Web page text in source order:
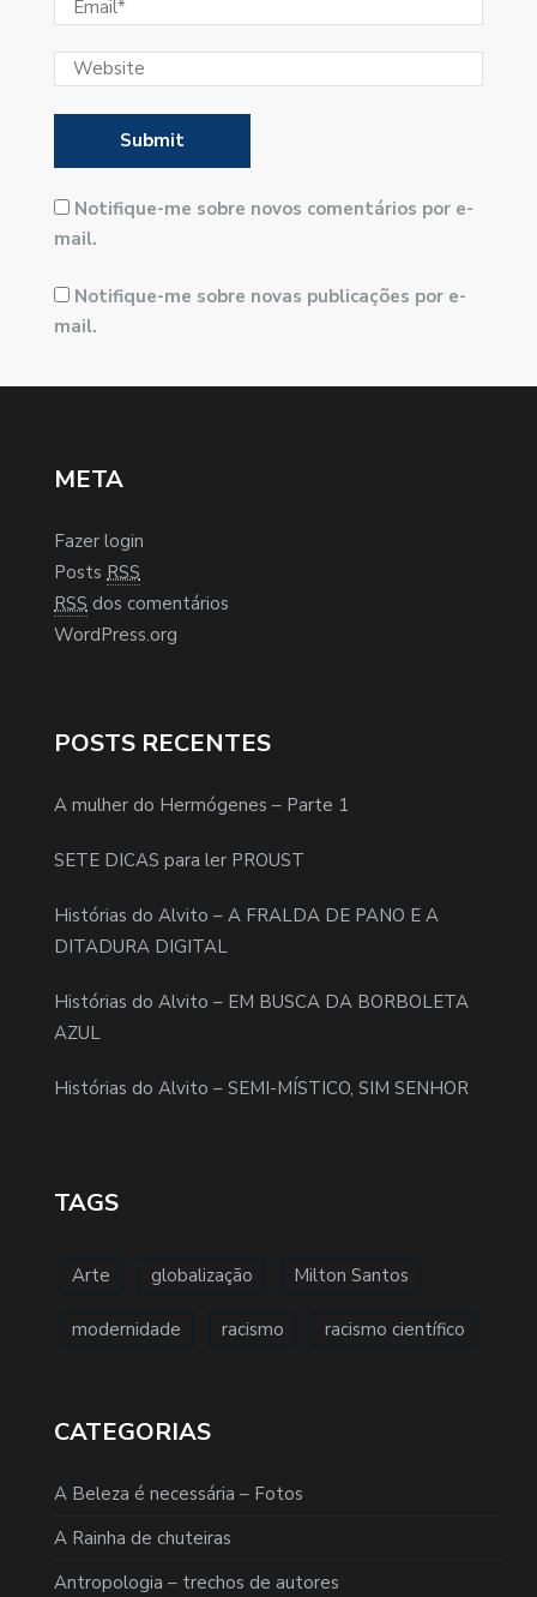
Notifique-me sobre novos comentários por e-
mail.
Notifique-me sobre novas publicações por e-
mail.
META
Fazer login
Posts RSS
RSS dos comentários
WordPress.org
POSTS RECENTES
A mulher do Hermógenes – Parte 1
SETE DICAS para ler PROUST
Histórias do Alvito – A FRALDA DE PANO E A
DITADURA DIGITAL
Histórias do Alvito – EM BUSCA DA BORBOLETA
AZUL
Histórias do Alvito – SEMI-MÍSTICO, SIM SENHOR
TAGS
Arte globalização Milton Santos
modernidade racismo racismo científico
CATEGORIAS
A Beleza é necessária – Fotos
A Rainha de chuteiras
Antropologia – trechos de autores